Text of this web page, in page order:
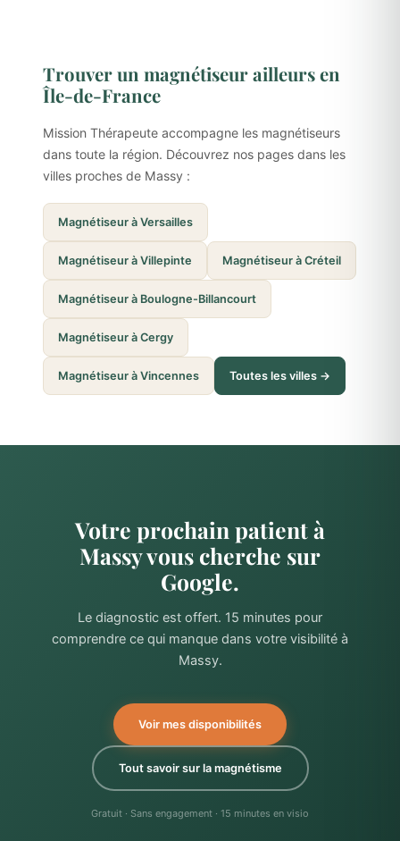
Trouver un magnétiseur ailleurs en
Île-de-France
Mission Thérapeute accompagne les magnétiseurs
dans toute la région. Découvrez nos pages dans les
villes proches de Massy :
Magnétiseur à Versailles
Magnétiseur à Villepinte Magnétiseur à Créteil
Magnétiseur à Boulogne-Billancourt
Magnétiseur à Cergy
Magnétiseur à Vincennes Toutes les villes →
Votre prochain patient à
Massy vous cherche sur
Google.
Le diagnostic est offert. 15 minutes pour
comprendre ce qui manque dans votre visibilité à
Massy.
Voir mes disponibilités
Tout savoir sur la magnétisme
Gratuit · Sans engagement · 15 minutes en visio